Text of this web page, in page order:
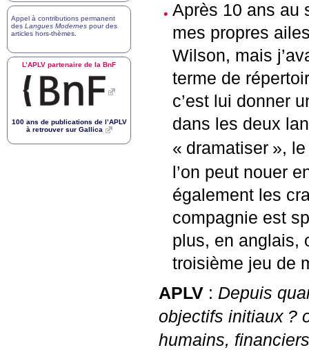
Après 10 ans au
mes propres
Wilson, mais
terme de
c’est lui donner
dans les deux
« dramatiser »,
l’on peut nouer
également les
compagnie est
plus, en anglais,
troisième jeu de
APLV : Depuis
objectifs initiaux ?
humains,
Appel à contributions permanent
des Langues Modernes pour des
articles hors-thèmes
L’APLV partenaire de la BnF
100 ans de publications de l’APLV
à retrouver sur Gallica